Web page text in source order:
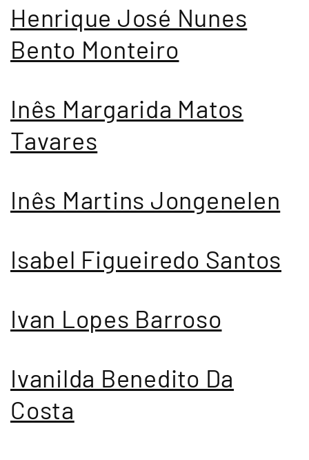
Henrique José Nunes
Bento Monteiro
Inês Margarida Matos
Tavares
Inês Martins Jongenelen
Isabel Figueiredo Santos
Ivan Lopes Barroso
Ivanilda Benedito Da
Costa